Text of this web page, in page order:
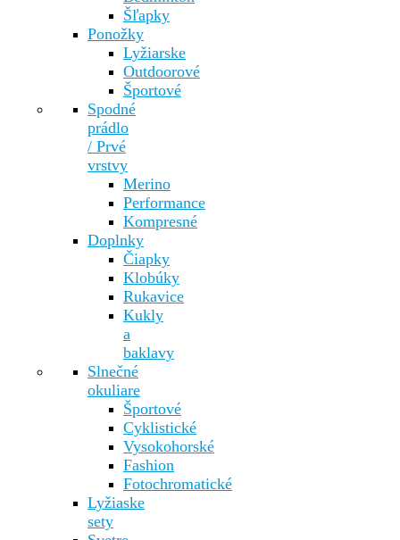
Šľapky
Ponožky
Lyžiarske
Outdoorové
Športové
Spodné
prádlo
/ Prvé
vrstvy
Merino
Performance
Kompresné
Doplnky
Čiapky
Klobúky
Rukavice
Kukly
a
baklavy
Slnečné
okuliare
Športové
Cyklistické
Vysokohorské
Fashion
Fotochromatické
Lyžiaske
sety